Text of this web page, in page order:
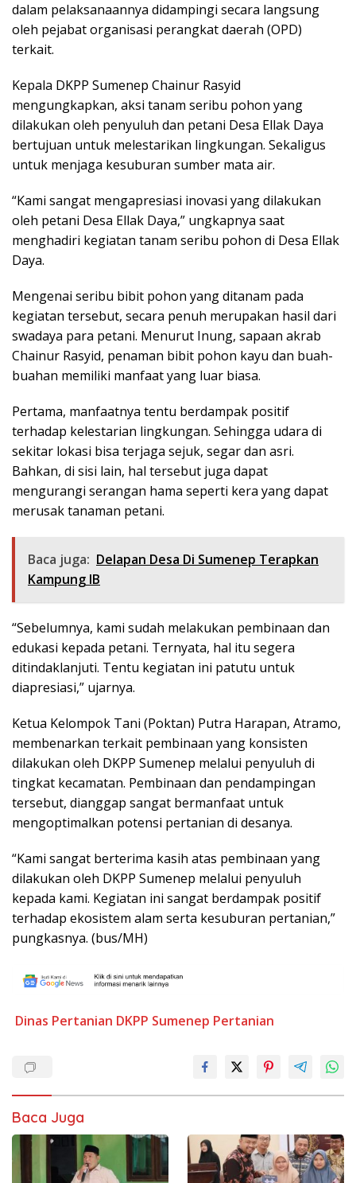
dalam pelaksanaannya didampingi secara langsung
oleh pejabat organisasi perangkat daerah (OPD)
terkait.
Kepala DKPP Sumenep Chainur Rasyid
mengungkapkan, aksi tanam seribu pohon yang
dilakukan oleh penyuluh dan petani Desa Ellak Daya
bertujuan untuk melestarikan lingkungan. Sekaligus
untuk menjaga kesuburan sumber mata air.
“Kami sangat mengapresiasi inovasi yang dilakukan
oleh petani Desa Ellak Daya,” ungkapnya saat
menghadiri kegiatan tanam seribu pohon di Desa Ellak
Daya.
Mengenai seribu bibit pohon yang ditanam pada
kegiatan tersebut, secara penuh merupakan hasil dari
swadaya para petani. Menurut Inung, sapaan akrab
Chainur Rasyid, penaman bibit pohon kayu dan buah-
buahan memiliki manfaat yang luar biasa.
Pertama, manfaatnya tentu berdampak positif
terhadap kelestarian lingkungan. Sehingga udara di
sekitar lokasi bisa terjaga sejuk, segar dan asri.
Bahkan, di sisi lain, hal tersebut juga dapat
mengurangi serangan hama seperti kera yang dapat
merusak tanaman petani.
Baca juga: Delapan Desa Di Sumenep Terapkan
Kampung IB
“Sebelumnya, kami sudah melakukan pembinaan dan
edukasi kepada petani. Ternyata, hal itu segera
ditindaklanjuti. Tentu kegiatan ini patutu untuk
diapresiasi,” ujarnya.
Ketua Kelompok Tani (Poktan) Putra Harapan, Atramo,
membenarkan terkait pembinaan yang konsisten
dilakukan oleh DKPP Sumenep melalui penyuluh di
tingkat kecamatan. Pembinaan dan pendampingan
tersebut, dianggap sangat bermanfaat untuk
mengoptimalkan potensi pertanian di desanya.
“Kami sangat berterima kasih atas pembinaan yang
dilakukan oleh DKPP Sumenep melalui penyuluh
kepada kami. Kegiatan ini sangat berdampak positif
terhadap ekosistem alam serta kesuburan pertanian,”
pungkasnya. (bus/MH)
Dinas Pertanian DKPP Sumenep Pertanian
Baca Juga